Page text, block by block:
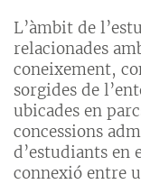
L’àmbit de
relacionades
coneixement,
sorgides de
ubicades en
concessions
d’estudiants en
connexió entre